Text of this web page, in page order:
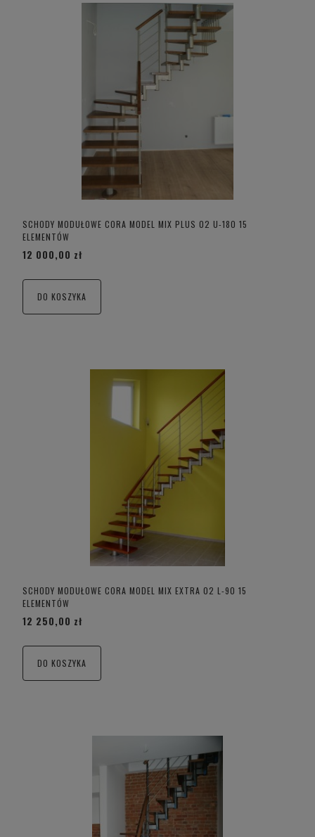
SCHODY MODUŁOWE CORA MODEL MIX PLUS 02 U-180 15
ELEMENTÓW
12 000,00 zł
DO KOSZYKA
SCHODY MODUŁOWE CORA MODEL MIX EXTRA 02 L-90 15
ELEMENTÓW
12 250,00 zł
DO KOSZYKA